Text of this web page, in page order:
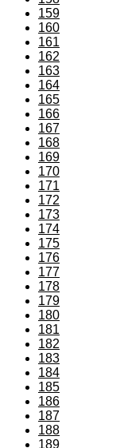
159
160
161
162
163
164
165
166
167
168
169
170
171
172
173
174
175
176
177
178
179
180
181
182
183
184
185
186
187
188
189